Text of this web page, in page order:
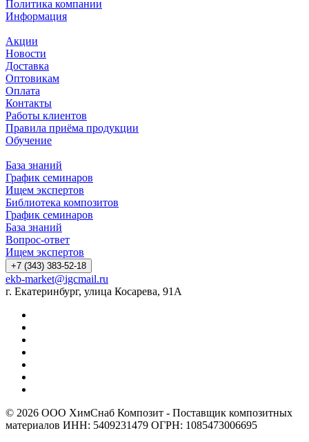
Политика компании
Информация
Акции
Новости
Доставка
Оптовикам
Оплата
Контакты
Работы клиентов
Правила приёма продукции
Обучение
База знаний
График семинаров
Ищем экспертов
Библиотека композитов
График семинаров
База знаний
Вопрос-ответ
Ищем экспертов
+7 (343) 383-52-18
ekb-market@igcmail.ru
г. Екатеринбург, улица Косарева, 91А
© 2026 ООО ХимСнаб Композит - Поставщик композитных
материалов ИНН: 5409231479 ОГРН: 1085473006695